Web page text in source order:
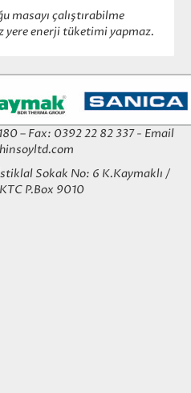
masayı çalıştırabilme
yere enerji tüketimi yapmaz.
– Fax: 0392 22 82 337 - Email
Sokak No: 6 K.Kaymaklı /
P.Box 9010